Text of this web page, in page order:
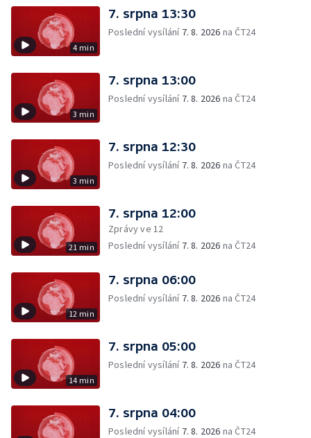
4 min
7. srpna 13:30
Poslední vysílání 7. 8. 2026 na ČT24
3 min
7. srpna 13:00
Poslední vysílání 7. 8. 2026 na ČT24
3 min
7. srpna 12:30
Poslední vysílání 7. 8. 2026 na ČT24
21 min
7. srpna 12:00
Zprávy ve 12
Poslední vysílání 7. 8. 2026 na ČT24
12 min
7. srpna 06:00
Poslední vysílání 7. 8. 2026 na ČT24
14 min
7. srpna 05:00
Poslední vysílání 7. 8. 2026 na ČT24
7. srpna 04:00
Poslední vysílání 7. 8. 2026 na ČT24